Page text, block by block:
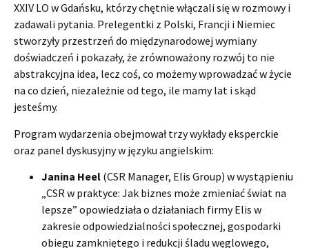
XXIV LO w Gdańsku, którzy chętnie włączali się w rozmowy i
zadawali pytania. Prelegentki z Polski, Francji i Niemiec
stworzyły przestrzeń do międzynarodowej wymiany
doświadczeń i pokazały, że zrównoważony rozwój to nie
abstrakcyjna idea, lecz coś, co możemy wprowadzać w życie
na co dzień, niezależnie od tego, ile mamy lat i skąd
jesteśmy.
Program wydarzenia obejmował trzy wykłady eksperckie
oraz panel dyskusyjny w języku angielskim:
Janina Heel (CSR Manager, Elis Group) w wystąpieniu
„CSR w praktyce: Jak biznes może zmieniać świat na
lepsze” opowiedziała o działaniach firmy Elis w
zakresie odpowiedzialności społecznej, gospodarki
obiegu zamkniętego i redukcji śladu węglowego,